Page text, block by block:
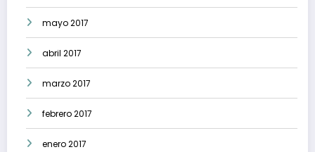
mayo 2017
abril 2017
marzo 2017
febrero 2017
enero 2017